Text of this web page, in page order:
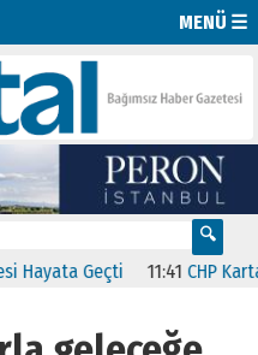
MENÜ ☰
Geçti 11:41 CHP